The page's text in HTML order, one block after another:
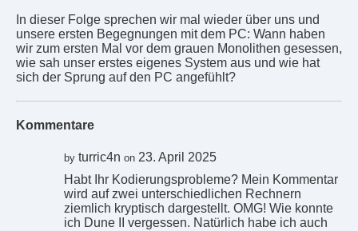
In dieser Folge sprechen wir mal wieder über uns und
unsere ersten Begegnungen mit dem PC: Wann haben
wir zum ersten Mal vor dem grauen Monolithen gesessen,
wie sah unser erstes eigenes System aus und wie hat
sich der Sprung auf den PC angefühlt?
Kommentare
by turric4n on 23. April 2025
Habt Ihr Kodierungsprobleme? Mein Kommentar
wird auf zwei unterschiedlichen Rechnern
ziemlich kryptisch dargestellt. OMG! Wie konnte
ich Dune II vergessen. Natürlich habe ich auch